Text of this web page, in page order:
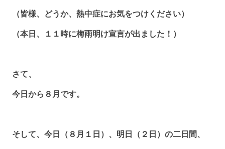
（皆様、どうか、熱中症にお気をつけください）
（本日、１１時に梅雨明け宣言が出ました！）
さて、
今日から８月です。
そして、今日（８月１日）、明日（２日）の二日間、